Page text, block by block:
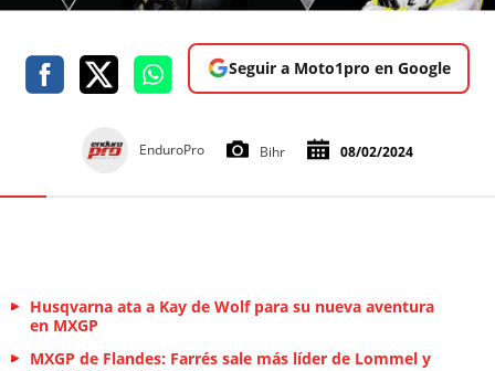
Seguir a Moto1pro en Google
EnduroPro Bihr 08/02/2024
Husqvarna ata a Kay de Wolf para su nueva aventura
en MXGP
MXGP de Flandes: Farrés sale más líder de Lommel y